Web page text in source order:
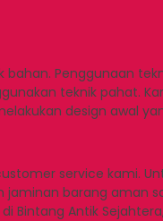
Penggunaan
teknik pahat.
design awal
service kami.
barang aman
Antik